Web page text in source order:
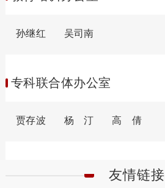
孙继红 吴司南
专科联合体办公室
贾存波 杨 汀 高 倩
友情链接